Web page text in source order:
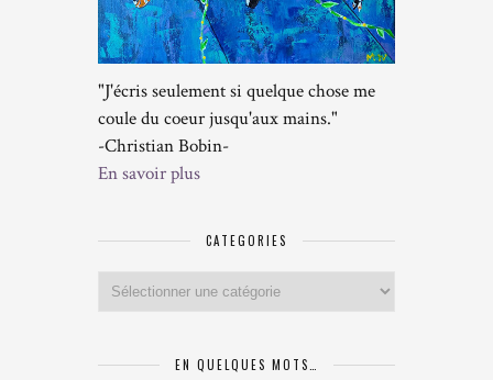
"J'écris seulement si quelque chose me
coule du coeur jusqu'aux mains."
-Christian Bobin-
En savoir plus
CATEGORIES
Categories
EN QUELQUES MOTS…